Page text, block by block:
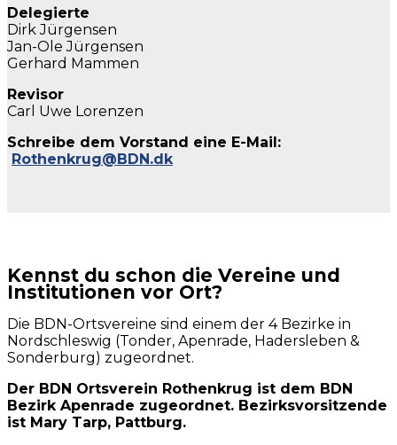
Delegierte
Dirk Jürgensen
Jan-Ole Jürgensen
Gerhard Mammen
Revisor
Carl Uwe Lorenzen
Schreibe dem Vorstand eine E-Mail:
Rothenkrug@BDN.dk
Kennst du schon die Vereine und
Institutionen vor Ort?
Die BDN-Ortsvereine sind einem der 4 Bezirke in
Nordschleswig (Tonder, Apenrade, Hadersleben &
Sonderburg) zugeordnet.
Der BDN Ortsverein Rothenkrug ist dem BDN
Bezirk Apenrade zugeordnet. Bezirksvorsitzende
ist Mary Tarp, Pattburg.